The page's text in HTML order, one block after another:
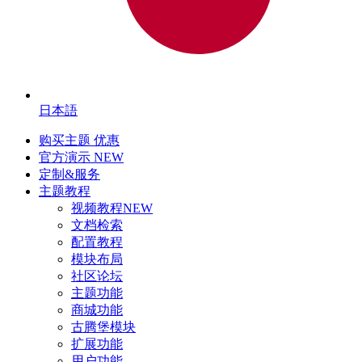
日本語
购买主题 优惠
官方演示 NEW
定制&服务
主题教程
视频教程NEW
文档检索
配置教程
模块布局
社区论坛
主题功能
商城功能
古腾堡模块
扩展功能